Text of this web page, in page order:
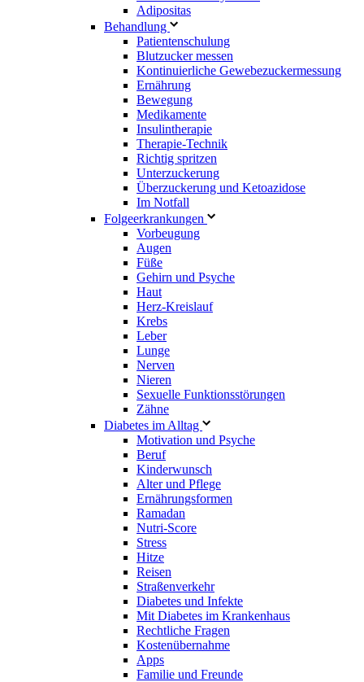
Adipositas
Behandlung
Patientenschulung
Blutzucker messen
Kontinuierliche Gewebezuckermessung
Ernährung
Bewegung
Medikamente
Insulintherapie
Therapie-Technik
Richtig spritzen
Unterzuckerung
Überzuckerung und Ketoazidose
Im Notfall
Folgeerkrankungen
Vorbeugung
Augen
Füße
Gehirn und Psyche
Haut
Herz-Kreislauf
Krebs
Leber
Lunge
Nerven
Nieren
Sexuelle Funktionsstörungen
Zähne
Diabetes im Alltag
Motivation und Psyche
Beruf
Kinderwunsch
Alter und Pflege
Ernährungsformen
Ramadan
Nutri-Score
Stress
Hitze
Reisen
Straßenverkehr
Diabetes und Infekte
Mit Diabetes im Krankenhaus
Rechtliche Fragen
Kostenübernahme
Apps
Familie und Freunde